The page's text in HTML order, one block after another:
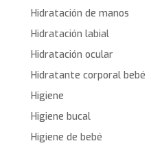
Hidratación de manos
Hidratación labial
Hidratación ocular
Hidratante corporal bebé
Higiene
Higiene bucal
Higiene de bebé